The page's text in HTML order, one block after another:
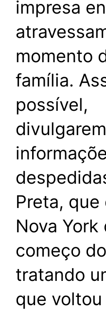
impresa
momento
família.
possível,
Preta, que
Nova
começo
tratando
que